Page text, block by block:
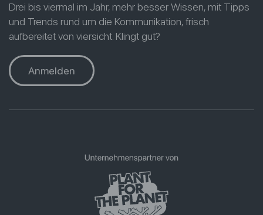
Drei bis viermal im Jahr, mehr besser Wissen, mit Tipps
und Trends rund um die Kommunikation, frisch
aufbereitet von viersicht. Klingt gut?
Anmelden